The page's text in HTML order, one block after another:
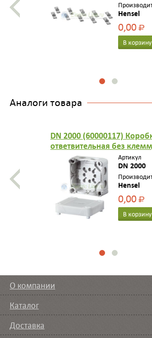
Hensel
0,00Р
В корзину
Аналоги товара
DN 2000 (60000117)
ответвительная без
65, размер 85х85х51,
материал полипропилен,
эластичные мембраны на
вводов с резьбой M20
Артикул
DN 2000
Hensel
0,00Р
В корзину
О компании
Каталог
Доставка